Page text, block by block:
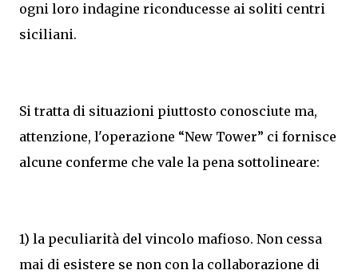
ogni loro indagine riconducesse ai soliti centri
siciliani.
Si tratta di situazioni piuttosto conosciute ma,
attenzione, l'operazione “New Tower” ci fornisce
alcune conferme che vale la pena sottolineare:
1) la peculiarità del vincolo mafioso. Non cessa
mai di esistere se non con la collaborazione di